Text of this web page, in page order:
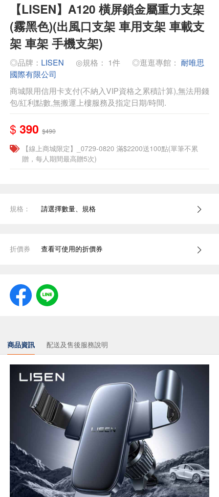
【LISEN】A120 橫屏鎖金屬重力支架
(霧黑色)(出風口支架 車用支架 車載支
架 車架 手機支架)
◎品牌： LISEN ◎規格： 1件 ◎逛逛專館： 耐唯思
國際有限公司
商城限用信用卡支付(不納入VIP資格之累積計算),無法用錢
包/紅利點數,無搬運上樓服務及指定日期/時間.
$ 390 $490
【線上商城限定】_0729-0820 滿$2200送100點(單筆不累
贈，每人期間最高贈5次)
規格： 請選擇數量、規格
折價券 查看可使用的折價券
商品資訊 配送及售後服務說明